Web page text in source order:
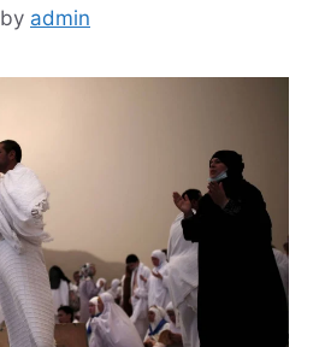
by admin